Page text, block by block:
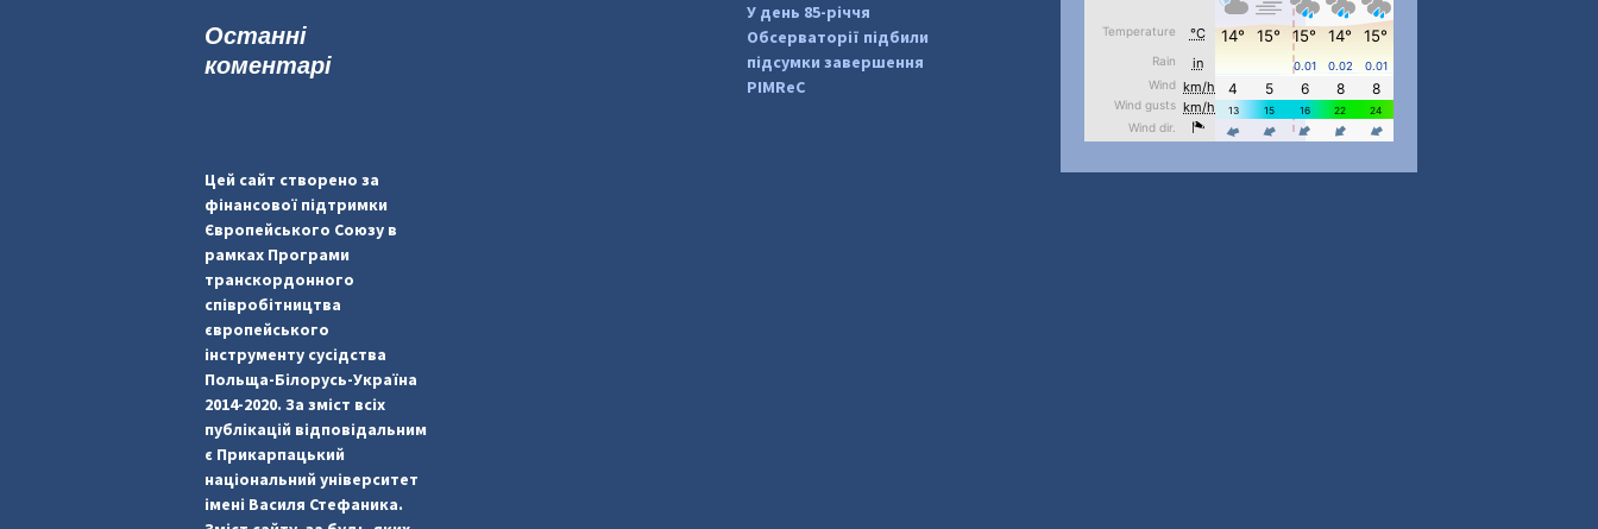
pimrec_project
:
У день 85-річчя
Обсерваторії підбили
підсумки завершення
PIMReC
Останні
коментарі
Цей сайт створено за
фінансової підтримки
Європейського Союзу в
рамках Програми
транскордонного
співробітництва
європейського
інструменту сусідства
Польща-Білорусь-Україна
2014-2020. За зміст всіх
публікацій відповідальним
є Прикарпацький
національний університет
імені Василя Стефаника.